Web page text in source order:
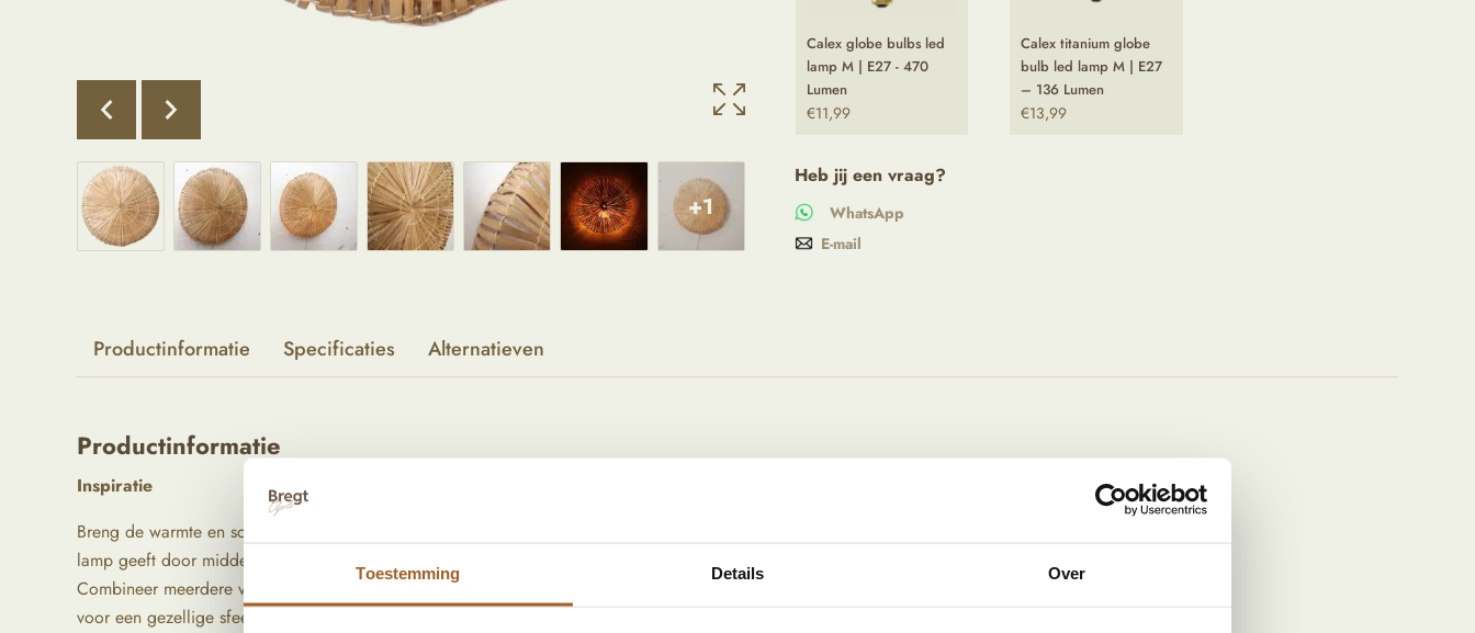
Toestemming Details Over
+1
Calex globe bulbs led
lamp M | E27 - 470
Lumen
€11,99
Calex titanium globe
bulb led lamp M | E27
– 136 Lumen
€13,99
Heb jij een vraag?
WhatsApp
E-mail
Productinformatie Specificaties Alternatieven
Productinformatie
Inspiratie
Breng de warmte en schoonheid van de natuur in je huis met onze bamboe/rotan lampen uit Indonesië. Deze
lamp geeft door middel van zijn ronde vorm en mooi geweven patroon een prachtig licht op je muren.
Combineer meerdere vormen en kleuren samen om een speels effect te krijgen. Ook zijn de lampen perfect
voor een gezellige sfeer onder de overkapping!